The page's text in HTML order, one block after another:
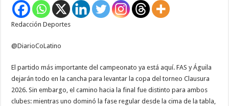
que
el
fútbol
revancha
pendiente
Redacción Deportes
@DiarioCoLatino
El partido más importante del campeonato ya está aquí. FAS y Águila
dejarán todo en la cancha para levantar la copa del torneo Clausura
2026. Sin embargo, el camino hacia la final fue distinto para ambos
clubes: mientras uno dominó la fase regular desde la cima de la tabla,